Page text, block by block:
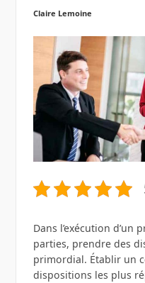
Claire Lemoine
Dans l’exécution
parties, prendre des
primordial. Établir un
dispositions les plus